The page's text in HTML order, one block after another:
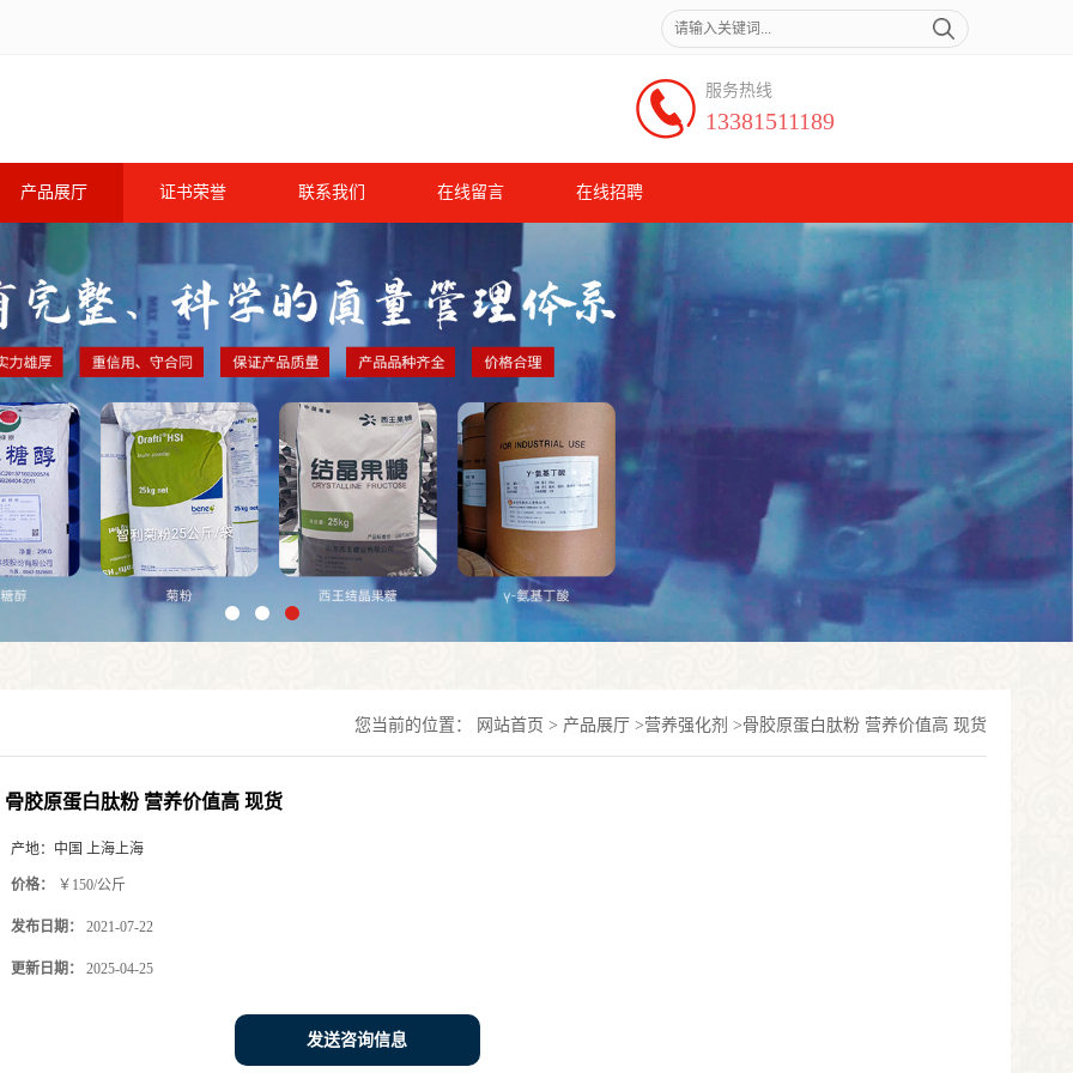
服务热线
13381511189
产品展厅 证书荣誉 联系我们 在线留言 在线招聘
您当前的位置： 网站首页 > 产品展厅 >营养强化剂 >骨胶原蛋白肽粉 营养价值高 现货
骨胶原蛋白肽粉 营养价值高 现货
产地： 中国 上海上海
价格： ￥150/公斤
发布日期： 2021-07-22
更新日期： 2025-04-25
发送咨询信息